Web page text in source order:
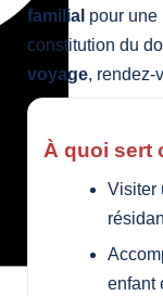
familial pour une
constitution du
voyage, rendez-
À quoi sert
Visiter
enfant